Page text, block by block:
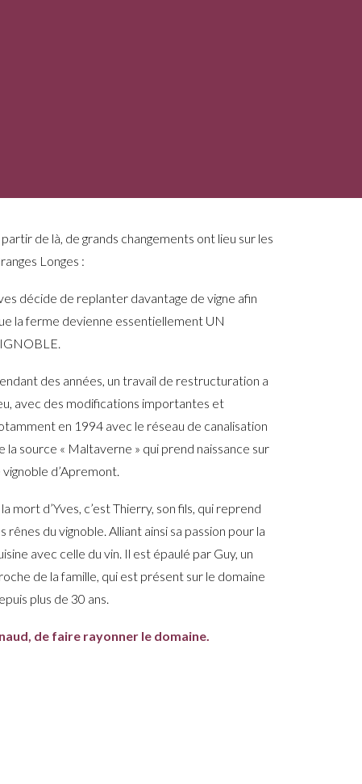
de là, de grands changements ont lieu sur les
Longes :
décide de replanter davantage de vigne afin
la ferme devienne essentiellement UN
des années, un travail de restructuration a
avec des modifications importantes et
en 1994 avec le réseau de canalisation
la source « Maltaverne » qui prend naissance sur
vignoble d’Apremont.
la mort d’Yves, c’est Thierry, son fils, qui reprend
rênes du vignoble. Alliant ainsi sa passion pour la
avec celle du vin. Il est épaulé par Guy, un
de la famille, qui est présent sur le domaine
plus de 30 ans.
de faire rayonner le domaine.